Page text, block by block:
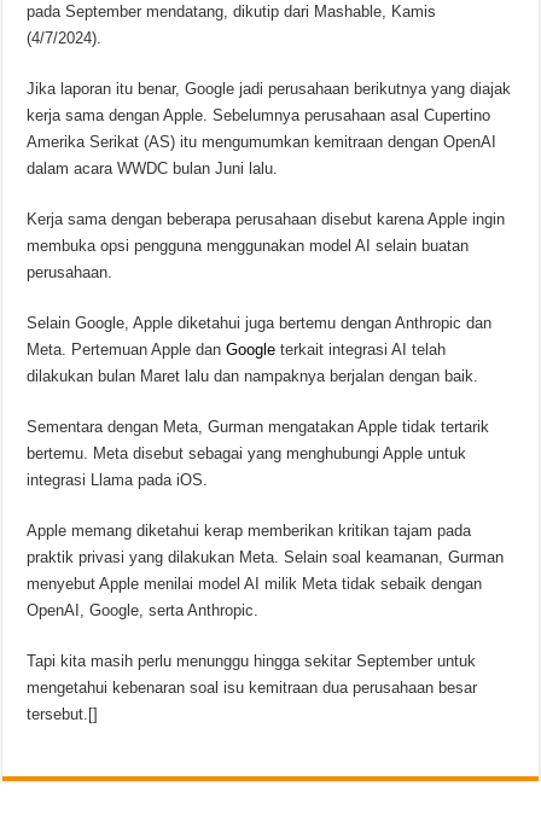
pada September mendatang, dikutip dari Mashable, Kamis
(4/7/2024).
Jika laporan itu benar, Google jadi perusahaan berikutnya yang diajak
kerja sama dengan Apple. Sebelumnya perusahaan asal Cupertino
Amerika Serikat (AS) itu mengumumkan kemitraan dengan OpenAI
dalam acara WWDC bulan Juni lalu.
Kerja sama dengan beberapa perusahaan disebut karena Apple ingin
membuka opsi pengguna menggunakan model AI selain buatan
perusahaan.
Selain Google, Apple diketahui juga bertemu dengan Anthropic dan
Meta. Pertemuan Apple danGoogle terkait integrasi AI telah
dilakukan bulan Maret lalu dan nampaknya berjalan dengan baik.
Sementara dengan Meta, Gurman mengatakan Apple tidak tertarik
bertemu. Meta disebut sebagai yang menghubungi Apple untuk
integrasi Llama pada iOS.
Apple memang diketahui kerap memberikan kritikan tajam pada
praktik privasi yang dilakukan Meta. Selain soal keamanan, Gurman
menyebut Apple menilai model AI milik Meta tidak sebaik dengan
OpenAI, Google, serta Anthropic.
Tapi kita masih perlu menunggu hingga sekitar September untuk
mengetahui kebenaran soal isu kemitraan dua perusahaan besar
tersebut.[]